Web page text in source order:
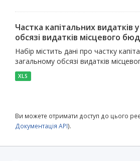
Частка капітальних видатків
обсязі видатків місцевого
Набір містить дані про частку
загальному обсязі видатків
XLS
Ви можете отримати доступ до цього
Документація API).